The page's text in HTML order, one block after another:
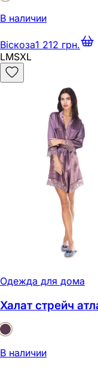
В наличии
Віскоза1 212 грн.
LMSXL
Одежда для дома
Халат стрейч
В наличии